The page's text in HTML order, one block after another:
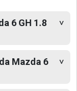
6 GH 1.8
Mazda 6